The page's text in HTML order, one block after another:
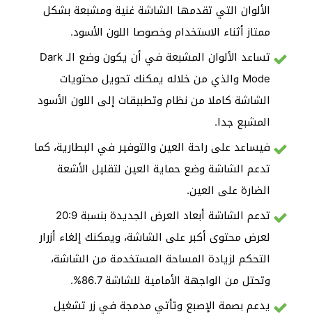
الألوان التي تقدمها الشاشة غنية ومشبعة بشكل
ممتاز أثناء الاستخدام وخصوصا اللون الأسود.
تساعد الألوان المشبعة في أن يكون وضع الـ Dark
Mode والذي من خلاله يمكنك تحويل محتويات
الشاشة كاملا من نظام وتطبيقات إلى اللون الأسود
المشبع جدا.
فيساعد على راحة العين والتوفير في البطارية، كما
تدعم الشاشة وضع حماية العين لتقليل الأشعة
الضارة على العين.
تدعم الشاشة أبعاد العرض الجديدة بنسبة 20:9
لعرض محتوى أكبر على الشاشة، ويمكنك إلغاء أزرار
التحكم لزيادة المساحة المستخدمة من الشاشة،
وتحتل من الواجهة الأمامية للشاشة 86.7%.
يدعم بصمة الإصبع وتأتي مدمجة في زر تشغيل